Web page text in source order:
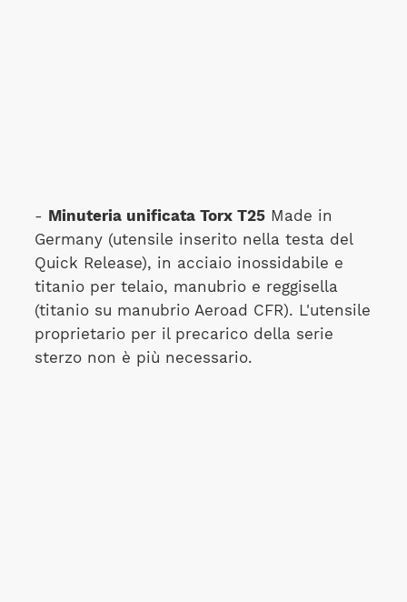
- Minuteria unificata Torx T25Made in
Germany (utensile inserito nella testa del
Quick Release), in acciaio inossidabile e
titanio per telaio, manubrio e reggisella
(titanio su manubrio Aeroad CFR). L'utensile
proprietario per il precarico della serie
sterzo non è più necessario.